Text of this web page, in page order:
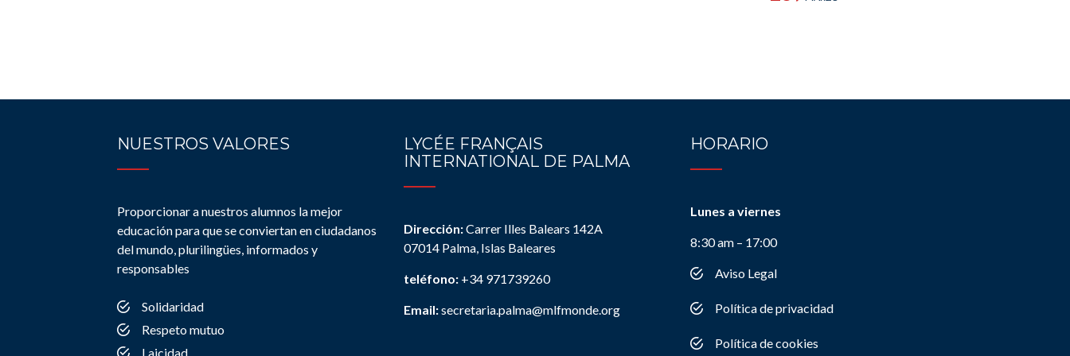
NUESTROS VALORES
Proporcionar a nuestros alumnos la mejor
educación para que se conviertan en ciudadanos
del mundo, plurilingües, informados y
responsables
Solidaridad
Respeto mutuo
Laicidad
LYCÉE FRANÇAIS
INTERNATIONAL DE PALMA
Dirección:Carrer Illes Balears 142A
07014 Palma, Islas Baleares
teléfono: +34 971739260
Email:secretaria.palma@mlfmonde.org
HORARIO
Lunes a viernes
8:30 am – 17:00
Aviso Legal
Política de privacidad
Política de cookies